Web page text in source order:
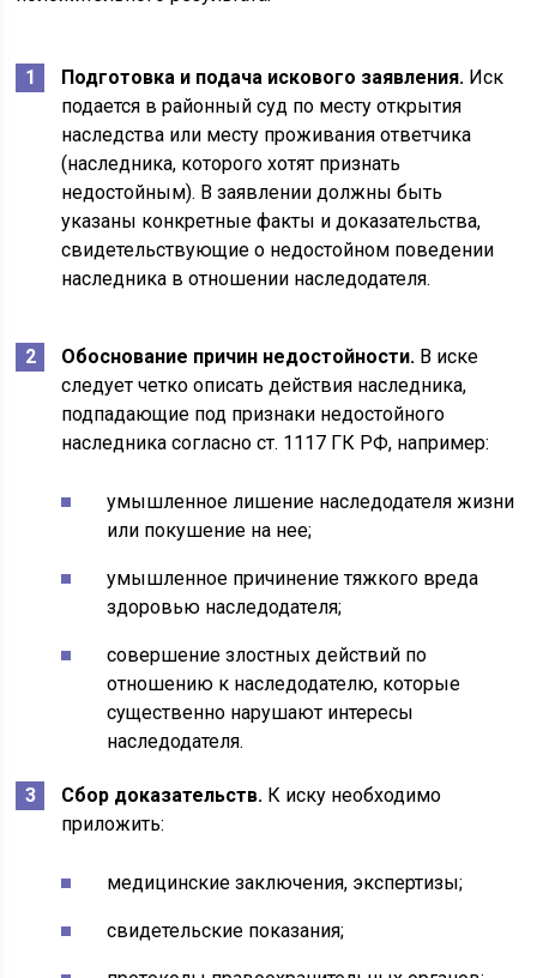
Подготовка и подача искового заявления. Иск
подается в районный суд по месту открытия
наследства или месту проживания ответчика
(наследника, которого хотят признать
недостойным). В заявлении должны быть
указаны конкретные факты и доказательства,
свидетельствующие о недостойном поведении
наследника в отношении наследодателя.
Обоснование причин недостойности. В иске
следует четко описать действия наследника,
подпадающие под признаки недостойного
наследника согласно ст. 1117 ГК РФ, например:
умышленное лишение наследодателя жизни
или покушение на нее;
умышленное причинение тяжкого вреда
здоровью наследодателя;
совершение злостных действий по
отношению к наследодателю, которые
существенно нарушают интересы
наследодателя.
Сбор доказательств. К иску необходимо
приложить:
медицинские заключения, экспертизы;
свидетельские показания;